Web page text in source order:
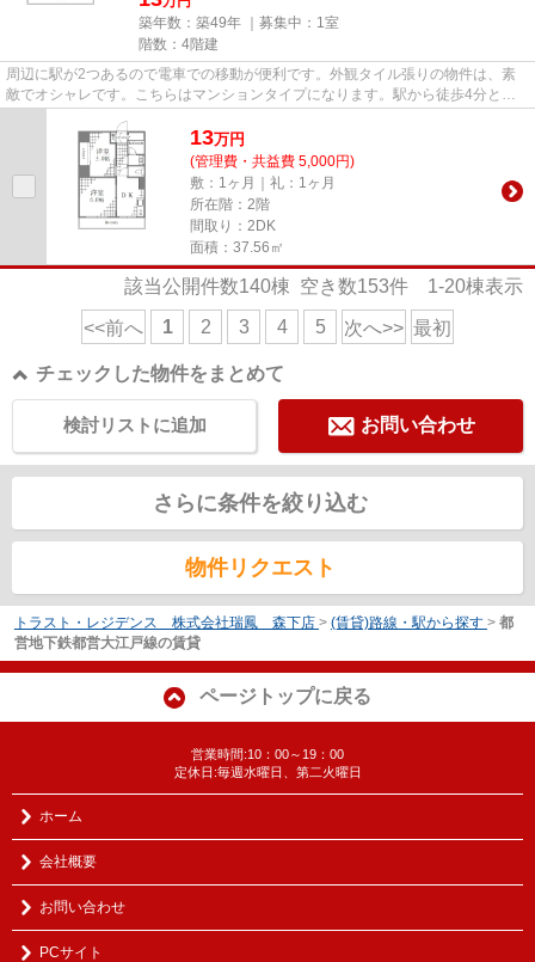
築年数：築49年 ｜募集中： 1室
階数：4階建
周辺に駅が2つあるので電車での移動が便利です。外観タイル張りの物件は、素
敵でオシャレです。こちらはマンションタイプになります。駅から徒歩4分とい
13万円
(管理費・共益費 5,000円)
敷：1ヶ月｜礼：1ヶ月
所在階：2階
間取り：2DK
面積：37.56㎡
該当公開件数140棟 空き数153件 1-20棟表示
<<前へ 1 2 3 4 5 次へ>> 最初
チェックした物件をまとめて
お問い合わせ
検討リストに追加
さらに条件を絞り込む
物件リクエスト
トラスト・レジデンス 株式会社瑞鳳 森下店 > (賃貸)路線・駅から探す > 都
営地下鉄都営大江戸線の賃貸
ページトップに戻る
営業時間:10：00～19：00
定休日:毎週水曜日、第二火曜日
ホーム
会社概要
お問い合わせ
PCサイト